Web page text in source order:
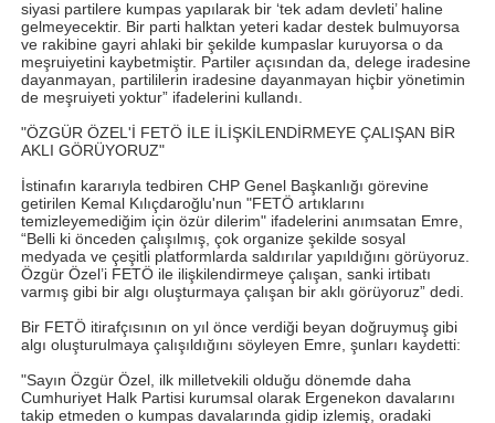
siyasi partilere kumpas yapılarak bir ‘tek adam devleti’ haline
gelmeyecektir. Bir parti halktan yeteri kadar destek bulmuyorsa
ve rakibine gayri ahlaki bir şekilde kumpaslar kuruyorsa o da
meşruiyetini kaybetmiştir. Partiler açısından da, delege iradesine
dayanmayan, partililerin iradesine dayanmayan hiçbir yönetimin
de meşruiyeti yoktur” ifadelerini kullandı.
"ÖZGÜR ÖZEL'İ FETÖ İLE İLİŞKİLENDİRMEYE ÇALIŞAN BİR
AKLI GÖRÜYORUZ"
İstinafın kararıyla tedbiren CHP Genel Başkanlığı görevine
getirilen Kemal Kılıçdaroğlu'nun "FETÖ artıklarını
temizleyemediğim için özür dilerim" ifadelerini anımsatan Emre,
“Belli ki önceden çalışılmış, çok organize şekilde sosyal
medyada ve çeşitli platformlarda saldırılar yapıldığını görüyoruz.
Özgür Özel’i FETÖ ile ilişkilendirmeye çalışan, sanki irtibatı
varmış gibi bir algı oluşturmaya çalışan bir aklı görüyoruz” dedi.
Bir FETÖ itirafçısının on yıl önce verdiği beyan doğruymuş gibi
algı oluşturulmaya çalışıldığını söyleyen Emre, şunları kaydetti:
"Sayın Özgür Özel, ilk milletvekili olduğu dönemde daha
Cumhuriyet Halk Partisi kurumsal olarak Ergenekon davalarını
takip etmeden o kumpas davalarında gidip izlemiş, oradaki